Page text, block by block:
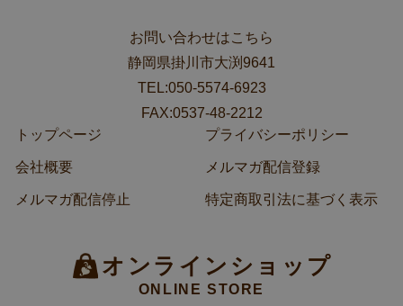
お問い合わせはこちら
静岡県掛川市大渕9641
TEL:050-5574-6923
FAX:0537-48-2212
トップページ
プライバシーポリシー
会社概要 メルマガ配信登録
メルマガ配信停止 特定商取引法に基づく表示
オンラインショップ
ONLINE STORE